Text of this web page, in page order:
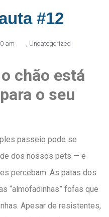
#12
am , Uncategorized
chão está
o seu
passeio pode se
dos nossos pets — e
percebam. As patas dos
“almofadinhas” fofas que
Apesar de resistentes,